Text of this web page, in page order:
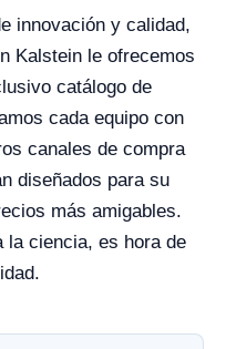
innovación y calidad,
Kalstein le ofrecemos
catálogo de
cada equipo con
canales de compra
diseñados para su
más amigables.
la ciencia, es hora de